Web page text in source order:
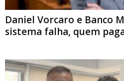
Daniel Vorcaro e Banco
sistema falha, quem